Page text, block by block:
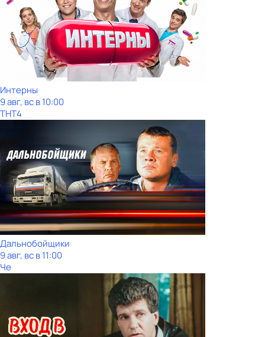
Интерны
9 авг, вс в 10:00
ТНТ4
Дальнобойщики
9 авг, вс в 11:00
Че